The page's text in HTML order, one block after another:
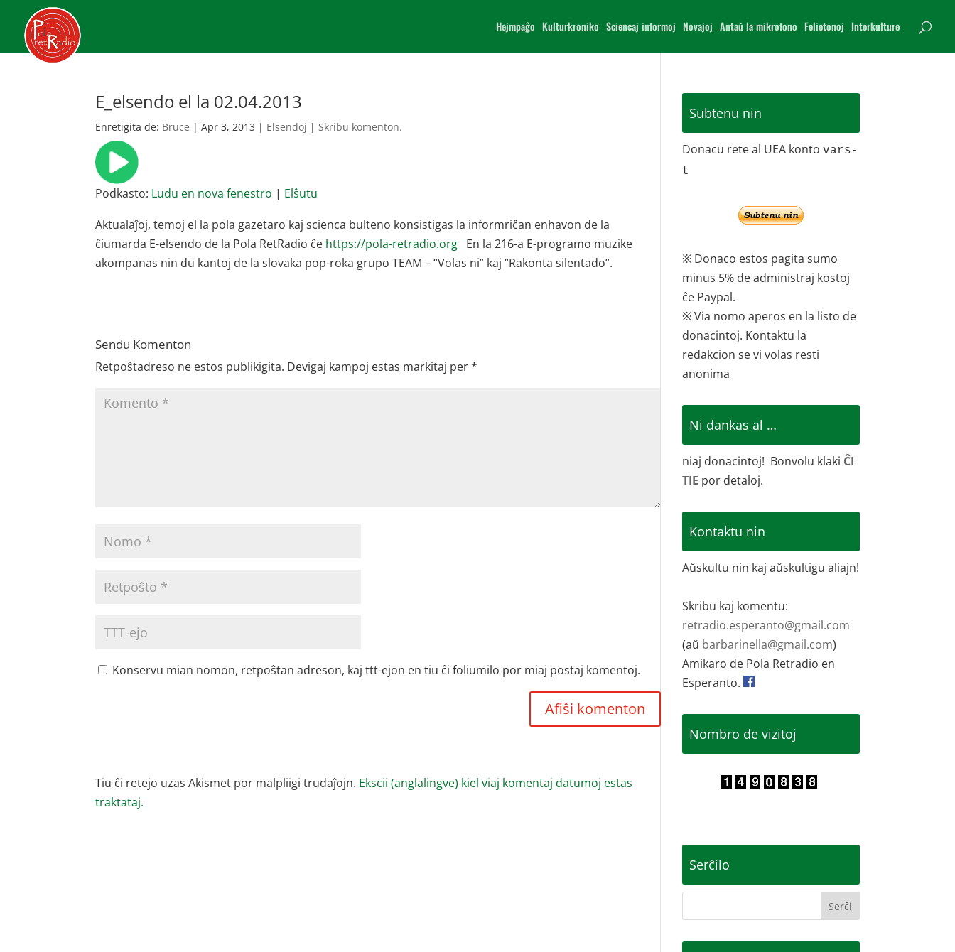
Hejmpaĝo Kulturkroniko Sciencaj informoj Novajoj Antaŭ la mikrofono Felietonoj Interkulture
E_elsendo el la 02.04.2013
Enretigita de: Bruce |Apr 3, 2013 | Elsendoj |Skribu komenton.
Podkasto: Ludu en nova fenestro | Elŝutu
Aktualaĵoj, temoj el la pola gazetaro kaj scienca bulteno konsistigas la informriĉan enhavon de la
ĉiumarda E-elsendo de la Pola RetRadio ĉe https://pola-retradio.org En la 216-a E-programo muzike
akompanas nin du kantoj de la slovaka pop-roka grupo TEAM – “Volas ni” kaj “Rakonta silentado”.
Sendu Komenton
Retpoŝtadreso ne estos publikigita. Devigaj kampoj estas markitaj per*
Konservu mian nomon, retpoŝtan adreson, kaj ttt-ejon en tiu ĉi foliumilo por miaj postaj komentoj.
Tiu ĉi retejo uzas Akismet por malpliigi trudaĵojn. Ekscii (anglalingve) kiel viaj komentaj datumoj estas
traktataj.
Subtenu nin
Donacu rete al UEA kontovars-
t
※ Donaco estos pagita sumo
minus 5% de administraj kostoj
ĉe Paypal.
※ Via nomo aperos en la listo de
donacintoj. Kontaktu la
redakcion se vi volas resti
anonima
Ni dankas al …
niaj donacintoj! Bonvolu klaki ĈI
TIE por detaloj.
Kontaktu nin
Aŭskultu nin kaj aŭskultigu aliajn!
Skribu kaj komentu:
retradio.esperanto@gmail.com
(aŭ barbarinella@gmail.com)
Amikaro de Pola Retradio en
Esperanto.
Nombro de vizitoj
Serĉilo